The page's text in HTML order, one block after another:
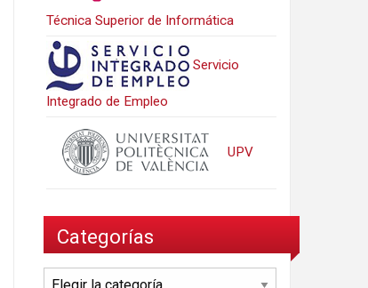
Técnica Superior de Informática
Servicio
Integrado de Empleo
UPV
Categorías
Categorías